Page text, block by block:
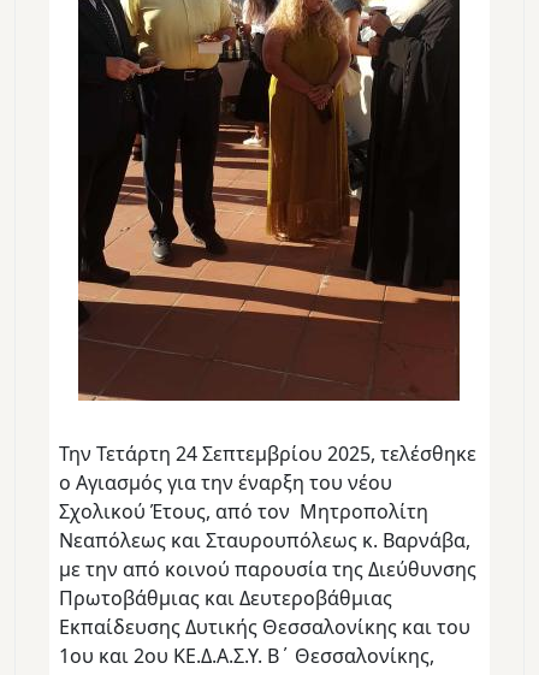
Την Τετάρτη 24 Σεπτεμβρίου 2025, τελέσθηκε
ο Αγιασμός για την έναρξη του νέου
Σχολικού Έτους, από τον Μητροπολίτη
Νεαπόλεως και Σταυρουπόλεως κ. Βαρνάβα,
με την από κοινού παρουσία της Διεύθυνσης
Πρωτοβάθμιας και Δευτεροβάθμιας
Εκπαίδευσης Δυτικής Θεσσαλονίκης και του
1ου και 2ου ΚΕ.Δ.Α.Σ.Υ. Β΄ Θεσσαλονίκης,